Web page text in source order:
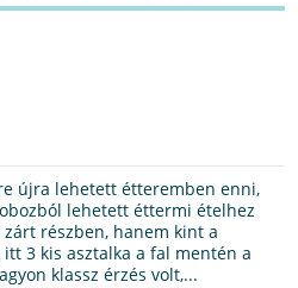
újra lehetett étteremben enni,
lehetett éttermi ételhez
részben, hanem kint a
3 kis asztalka a fal mentén a
klassz érzés volt,...